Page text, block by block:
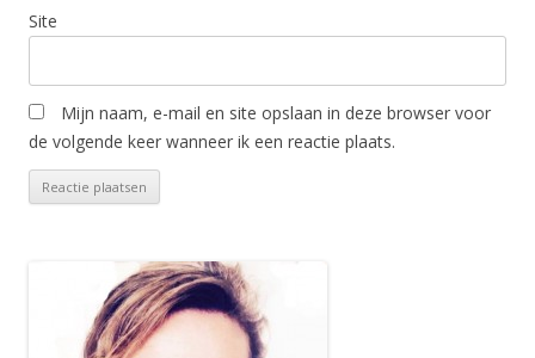
Site
Mijn naam, e-mail en site opslaan in deze browser voor
de volgende keer wanneer ik een reactie plaats.